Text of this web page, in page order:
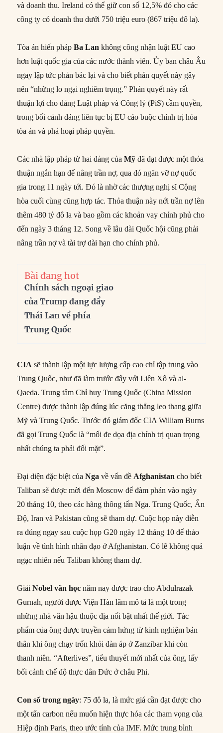
và doanh thu. Ireland có thể giữ con số 12,5% đó cho các
công ty có doanh thu dưới 750 triệu euro (867 triệu đô la).
Tòa án hiến phápBa Lan không công nhận luật EU cao
hơn luật quốc gia của các nước thành viên. Ủy ban châu Âu
ngay lập tức phản bác lại và cho biết phán quyết này gây
nên “những lo ngại nghiêm trọng.” Phán quyết này rất
thuận lợi cho đảng Luật pháp và Công lý (PiS) cầm quyền,
trong bối cảnh đảng liên tục bị EU cáo buộc chính trị hóa
tòa án và phá hoại pháp quyền.
Các nhà lập pháp từ hai đảng củaMỹ đã đạt được một thỏa
thuận ngắn hạn để nâng trần nợ, qua đó ngăn vỡ nợ quốc
gia trong 11 ngày tới. Đó là nhờ các thượng nghị sĩ Cộng
hòa cuối cùng cũng hợp tác. Thỏa thuận này nới trần nợ lên
thêm 480 tỷ đô la và bao gồm các khoản vay chính phủ cho
đến ngày 3 tháng 12. Song về lâu dài Quốc hội cũng phải
nâng trần nợ và tài trợ dài hạn cho chính phủ.
Bài đang hot
Chính sách ngoại giao
của Trump đang đẩy
Thái Lan về phía
Trung Quốc
CIA sẽ thành lập một lực lượng cấp cao chỉ tập trung vào
Trung Quốc, như đã làm trước đây với Liên Xô và al-
Qaeda. Trung tâm Chỉ huy Trung Quốc (China Mission
Centre) được thành lập đúng lúc căng thẳng leo thang giữa
Mỹ và Trung Quốc. Trước đó giám đốc CIA William Burns
đã gọi Trung Quốc là “mối đe dọa địa chính trị quan trọng
nhất chúng ta phải đối mặt”.
Đại diện đặc biệt củaNga về vấn đềAfghanistan cho biết
Taliban sẽ được mời đến Moscow để đàm phán vào ngày
20 tháng 10, theo các hãng thông tấn Nga. Trung Quốc, Ấn
Độ, Iran và Pakistan cũng sẽ tham dự. Cuộc họp này diễn
ra đúng ngay sau cuộc họp G20 ngày 12 tháng 10 để thảo
luận về tình hình nhân đạo ở Afghanistan. Có lẽ không quá
ngạc nhiên nếu Taliban không tham dự.
GiảiNobel văn học năm nay được trao cho Abdulrazak
Gurnah, người được Viện Hàn lâm mô tả là một trong
những nhà văn hậu thuộc địa nổi bật nhất thế giới. Tác
phẩm của ông được truyền cảm hứng từ kinh nghiệm bản
thân khi ông chạy trốn khỏi đàn áp ở Zanzibar khi còn
thanh niên. “Afterlives”, tiểu thuyết mới nhất của ông, lấy
bối cảnh chế độ thực dân Đức ở châu Phi.
Con số trong ngày: 75 đô la, là mức giá cần đạt được cho
một tấn carbon nếu muốn hiện thực hóa các tham vọng của
Hiệp định Paris, theo ước tính của IMF. Mức trung bình